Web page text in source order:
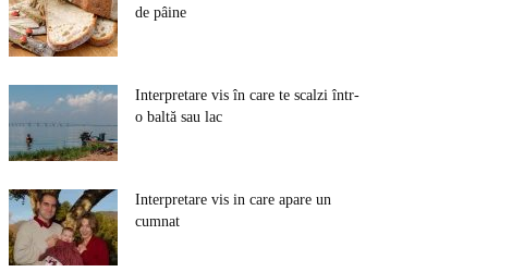
de pâine
Interpretare vis în care te scalzi într-
o baltă sau lac
Interpretare vis in care apare un
cumnat